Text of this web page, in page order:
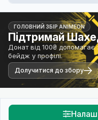
ГОЛОВНИЙ ЗБІР ANIMEON
Підтримай
Донат від 100₴ допомагає
бейдж у профілі.
Долучитися до збору